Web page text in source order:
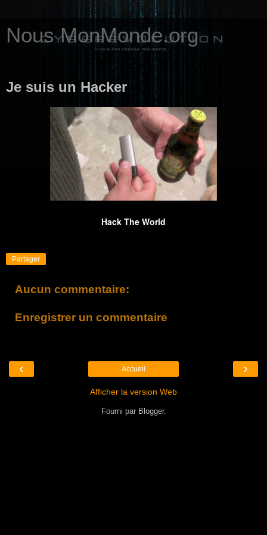
Nous MonMonde.org
Je suis un Hacker
Hack The World
Partager
Aucun commentaire:
Enregistrer un commentaire
‹ ›
Accueil
Afficher la version Web
Fourni par Blogger.